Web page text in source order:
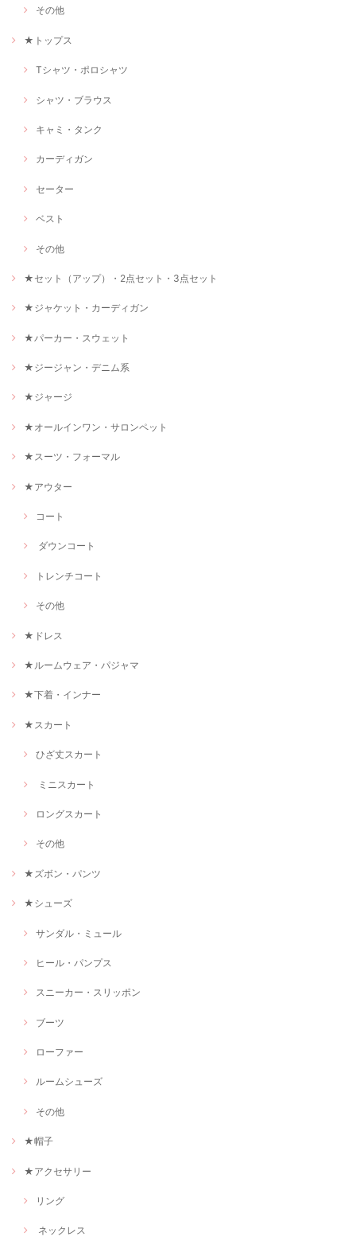
その他
★トップス
Tシャツ・ポロシャツ
シャツ・ブラウス
キャミ・タンク
カーディガン
セーター
ベスト
その他
★セット（アップ）・2点セット・3点セット
★ジャケット・カーディガン
★パーカー・スウェット
★ジージャン・デニム系
★ジャージ
★オールインワン・サロンペット
★スーツ・フォーマル
★アウター
コート
ダウンコート
トレンチコート
その他
★ドレス
★ルームウェア・パジャマ
★下着・インナー
★スカート
ひざ丈スカート
ミニスカート
ロングスカート
その他
★ズボン・パンツ
★シューズ
サンダル・ミュール
ヒール・パンプス
スニーカー・スリッポン
ブーツ
ローファー
ルームシューズ
その他
★帽子
★アクセサリー
リング
ネックレス